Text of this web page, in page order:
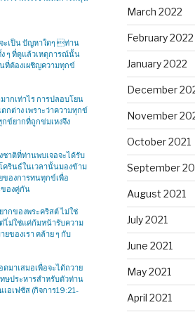
ะเป็น ปัญหาใดๆ ท่าน
ง ๆ ที่ดูแล้วเหตุการณ์นั้น
ที่ต้องเผชิญความทุกข์
ากเท่าไร การปลอบโยน
ต่าง เพราะว่าความทุกข์
ข์ยากที่ถูกข่มเหงจึง
าติที่ท่านพบเจอจะได้รับ
ครินธ์ในเวลานั้นมองข้าม
ของการทนทุกข์เพื่อ
ของคู่กัน
กของพระคริสต์ ไม่ใช่
ไ่ม่ใช่แค่ก้มหน้ารับความ
ของเรา คล้าย ๆ กับ
มาเสมอเพื่อจะได้ถวาย
ษประหารสำหรับตัวท่าน
เอเฟซัส (กิจการ19:21-
March 2022
February 2022
January 2022
December
November
October 2021
September
August 2021
July 2021
June 2021
May 2021
April 2021